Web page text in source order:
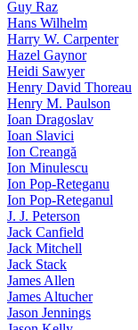
Guy Raz
Hans Wilhelm
Harry W. Carpenter
Hazel Gaynor
Heidi Sawyer
Henry David Thoreau
Henry M. Paulson
Ioan Dragoslav
Ioan Slavici
Ion Creangă
Ion Minulescu
Ion Pop-Reteganu
Ion Pop-Reteganul
J. J. Peterson
Jack Canfield
Jack Mitchell
Jack Stack
James Allen
James Altucher
Jason Jennings